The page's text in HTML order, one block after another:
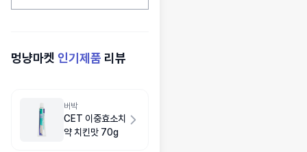
멍냥마켓 인기제품 리뷰
버박
CET 이중효소치
약 치킨맛 70g